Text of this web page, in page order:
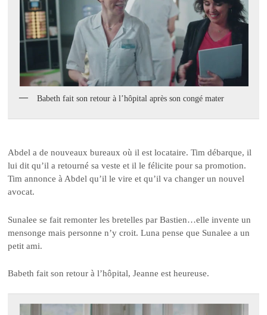
Babeth fait son retour à l’hôpital après son congé mater
Abdel a de nouveaux bureaux où il est locataire. Tim débarque, il
lui dit qu’il a retourné sa veste et il le félicite pour sa promotion.
Tim annonce à Abdel qu’il le vire et qu’il va changer un nouvel
avocat.
Sunalee se fait remonter les bretelles par Bastien…elle invente un
mensonge mais personne n’y croit. Luna pense que Sunalee a un
petit ami.
Babeth fait son retour à l’hôpital, Jeanne est heureuse.